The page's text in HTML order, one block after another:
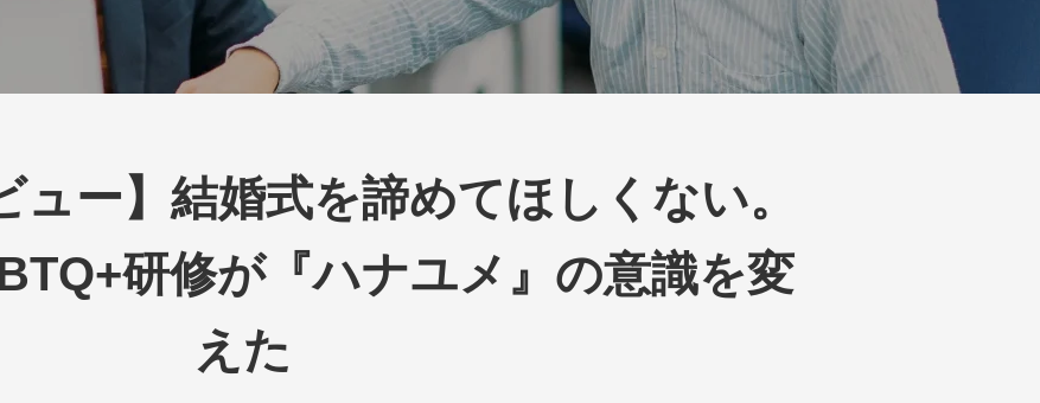
ュー】結婚式を諦めてほしくない。
研修が『ハナユメ』の意識を変
えた